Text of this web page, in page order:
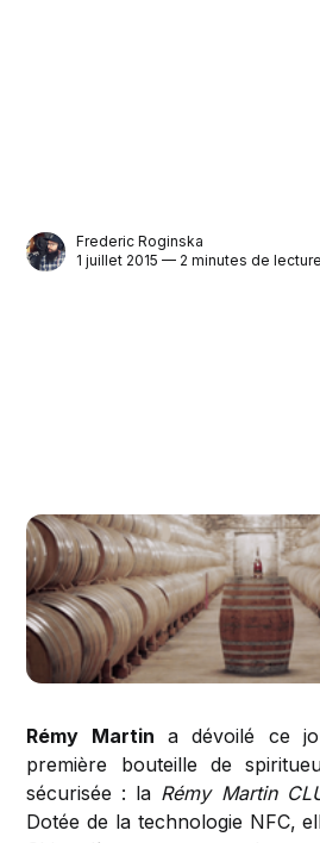
Frederic Roginska
1 juillet 2015 — 2 minutes de lecture
Rémy Martin a dévoilé ce
première bouteille de
sécurisée : la Rémy Martin
Dotée de la technologie NFC,